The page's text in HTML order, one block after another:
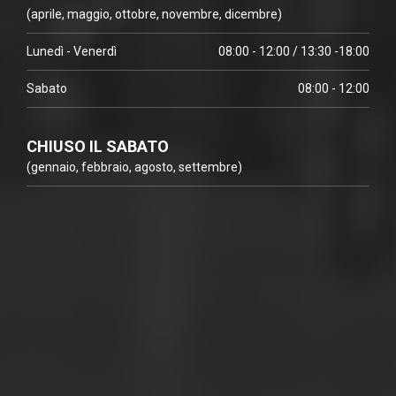
(aprile, maggio, ottobre, novembre, dicembre)
Lunedì - Venerdì 08:00 - 12:00 / 13:30 -18:00
Sabato 08:00 - 12:00
CHIUSO IL SABATO
(gennaio, febbraio, agosto, settembre)